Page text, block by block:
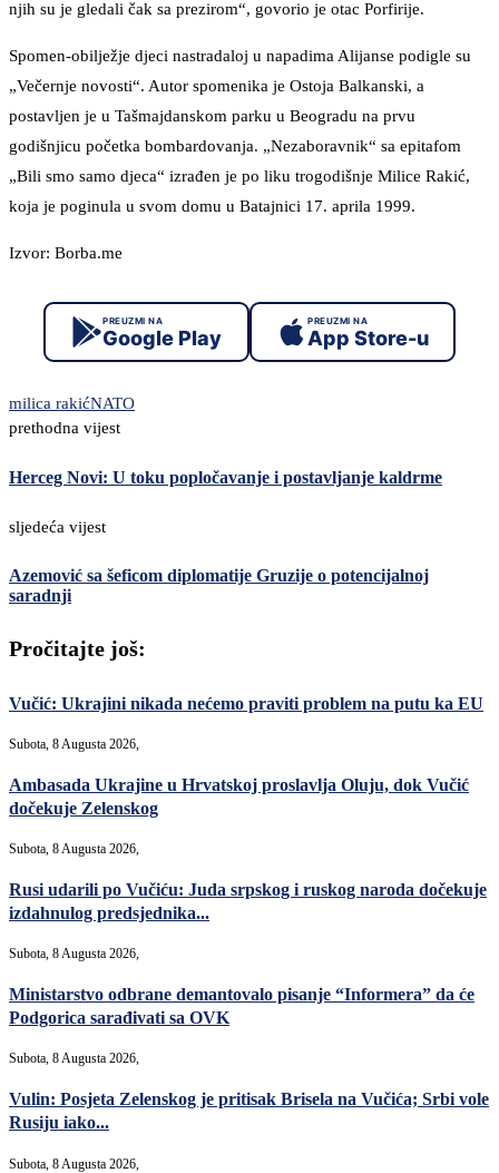
njih su je gledali čak sa prezirom“, govorio je otac Porfirije.
Spomen-obilježje djeci nastradaloj u napadima Alijanse podigle su
„Večernje novosti“. Autor spomenika je Ostoja Balkanski, a
postavljen je u Tašmajdanskom parku u Beogradu na prvu
godišnjicu početka bombardovanja. „Nezaboravnik“ sa epitafom
„Bili smo samo djeca“ izrađen je po liku trogodišnje Milice Rakić,
koja je poginula u svom domu u Batajnici 17. aprila 1999.
Izvor: Borba.me
PREUZMI NA
Google Play
PREUZMI NA
App Store-u
milica rakićNATO
prethodna vijest
Herceg Novi: U toku popločavanje i postavljanje kaldrme
sljedeća vijest
Azemović sa šeficom diplomatije Gruzije o potencijalnoj
saradnji
Pročitajte još:
Vučić: Ukrajini nikada nećemo praviti problem na putu ka EU
Subota, 8 Augusta 2026,
Ambasada Ukrajine u Hrvatskoj proslavlja Oluju, dok Vučić
dočekuje Zelenskog
Subota, 8 Augusta 2026,
Rusi udarili po Vučiću: Juda srpskog i ruskog naroda dočekuje
izdahnulog predsjednika...
Subota, 8 Augusta 2026,
Ministarstvo odbrane demantovalo pisanje “Informera” da će
Podgorica sarađivati sa OVK
Subota, 8 Augusta 2026,
Vulin: Posjeta Zelenskog je pritisak Brisela na Vučića; Srbi vole
Rusiju iako...
Subota, 8 Augusta 2026,